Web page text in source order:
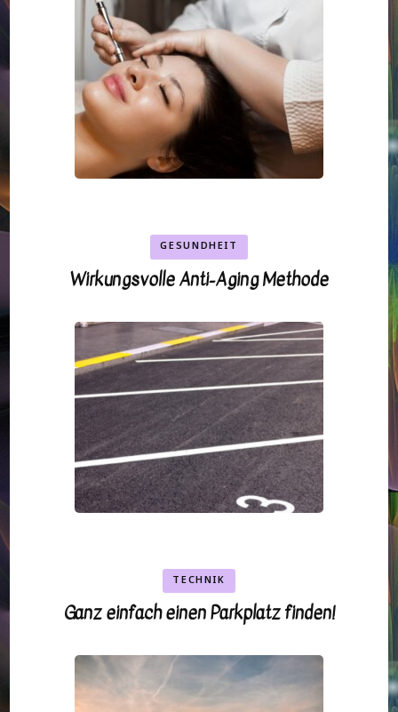
GESUNDHEIT
Wirkungsvolle Anti-Aging Methode
TECHNIK
Ganz einfach einen Parkplatz finden!